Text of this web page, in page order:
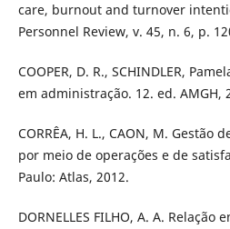
care, burnout and turnover
Personnel Review, v. 45, n. 6, p.
COOPER, D. R., SCHINDLER,
em administração. 12. ed. AMGH,
CORRÊA, H. L., CAON, M. Gestão
por meio de operações e de
Paulo: Atlas, 2012.
DORNELLES FILHO, A. A.